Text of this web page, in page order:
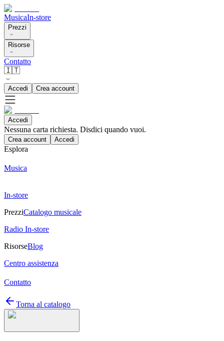
MusicaIn-store
Prezzi
Risorse
Contatto
🇮🇹
Accedi Crea account
Accedi
Nessuna carta richiesta. Disdici quando vuoi.
Crea account Accedi
Esplora
Musica
In-store
PrezziCatalogo musicale
Radio In-store
RisorseBlog
Centro assistenza
Contatto
Torna al catalogo